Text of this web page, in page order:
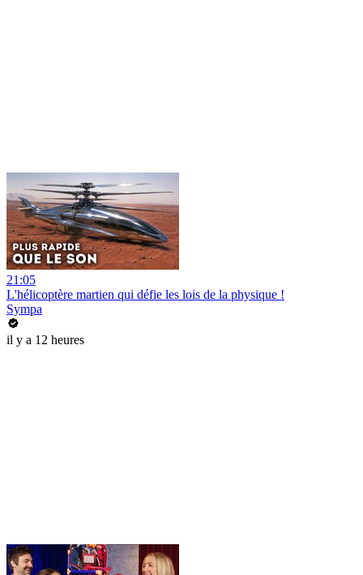
21:05
L'hélicoptère martien qui défie les lois de la physique !
Sympa
il y a 12 heures